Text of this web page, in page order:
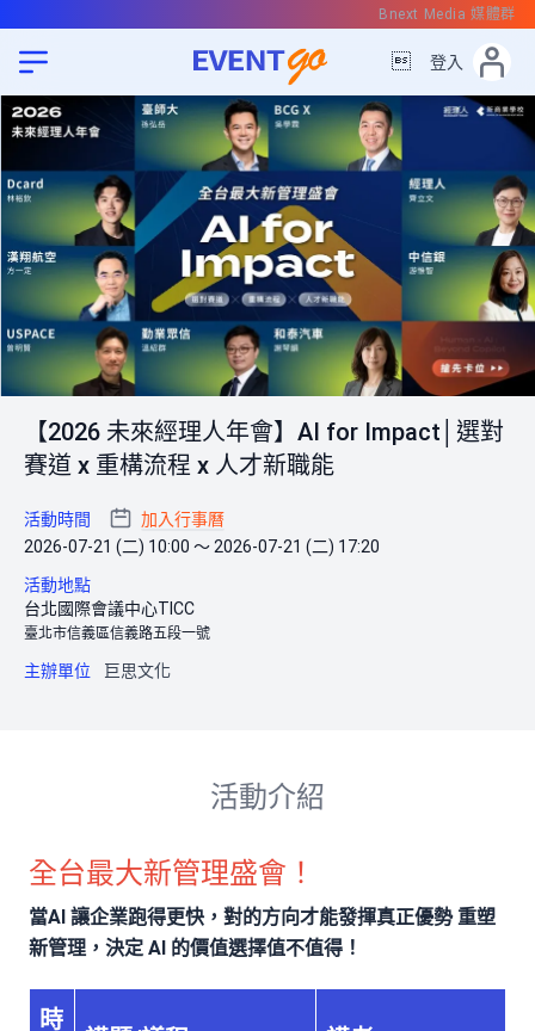
Bnext Media 媒體群
 登入
【2026 未來經理人年會】AI for Impact│選對
賽道 x 重構流程 x 人才新職能
活動時間
加入行事曆
2026-07-21 (二) 10:00 ～ 2026-07-21 (二) 17:20
活動地點
台北國際會議中心TICC
臺北市信義區信義路五段一號
主辦單位 巨思文化
活動介紹
全台最大新管理盛會！
當AI 讓企業跑得更快，對的方向才能發揮真正優勢 重塑
新管理，決定 AI 的價值選擇值不值得！
時